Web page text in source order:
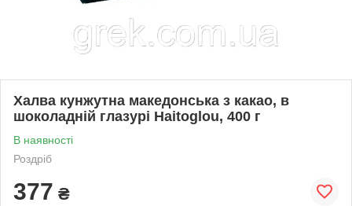
Халва кунжутна македонська з какао, в
шоколадній глазурі Haitoglou, 400 г
В наявності
Роздріб
377 ₴